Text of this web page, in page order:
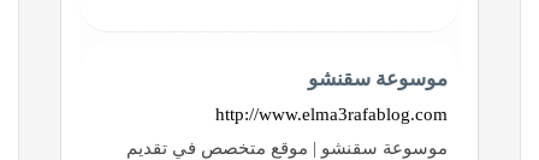
موسوعة سقنشو
http://www.elma3rafablog.com
موسوعة سقنشو | موقع متخصص في تقديم